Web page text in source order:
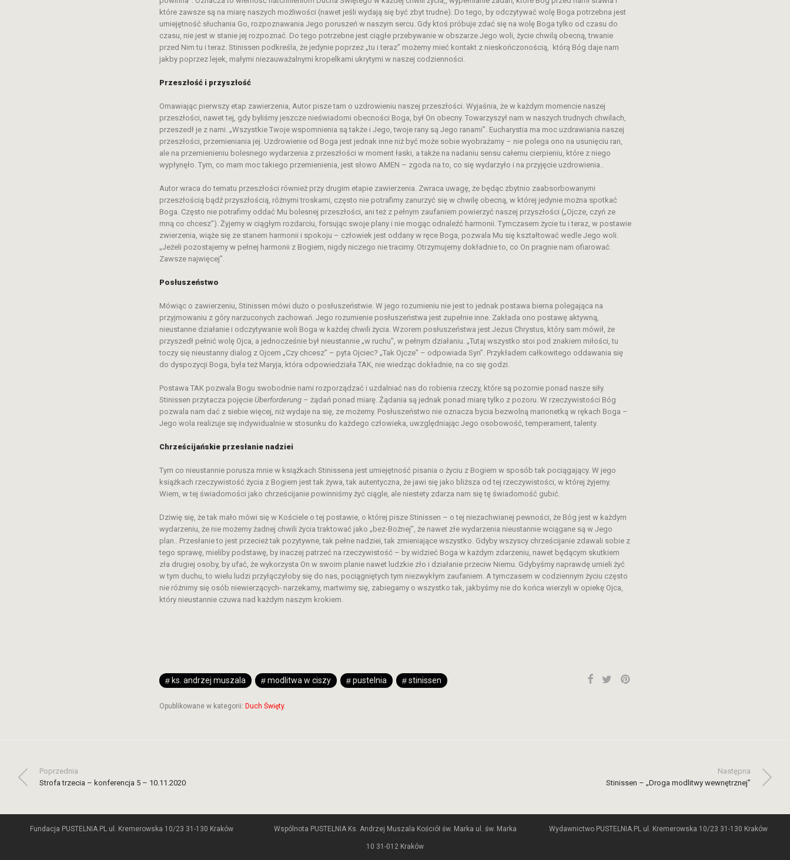
które zawsze są na miarę naszych możliwości (nawet jeśli wydają się być zbyt trudne). Do tego, by odczytywać wolę Boga potrzebna jest
umiejętność słuchania Go, rozpoznawania Jego poruszeń w naszym sercu. Gdy ktoś próbuje zdać się na wolę Boga tylko od czasu do
czasu, nie jest w stanie jej rozpoznać. Do tego potrzebne jest ciągłe przebywanie w obszarze Jego woli, życie chwilą obecną, trwanie
przed Nim tu i teraz. Stinissen podkreśla, że jedynie poprzez „tu i teraz” możemy mieć kontakt z nieskończonością, którą Bóg daje nam
jakby poprzez lejek, małymi niezauważalnymi kropelkami ukrytymi w naszej codzienności.
Przeszłość i przyszłość
Omawiając pierwszy etap zawierzenia, Autor pisze tam o uzdrowieniu naszej przeszłości. Wyjaśnia, że w każdym momencie naszej
przeszłości, nawet tej, gdy byliśmy jeszcze nieświadomi obecności Boga, był On obecny. Towarzyszył nam w naszych trudnych chwilach,
przeszedł je z nami. „Wszystkie Twoje wspomnienia są także i Jego, twoje rany są Jego ranami”. Eucharystia ma moc uzdrawiania naszej
przeszłości, przemieniania jej. Uzdrowienie od Boga jest jednak inne niż być może sobie wyobrażamy – nie polega ono na usunięciu ran,
ale na przemienieniu bolesnego wydarzenia z przeszłości w moment łaski, a także na nadaniu sensu całemu cierpieniu, które z niego
wypłynęło. Tym, co mam moc takiego przemienienia, jest słowo AMEN – zgoda na to, co się wydarzyło i na przyjęcie uzdrowienia..
Autor wraca do tematu przeszłości również przy drugim etapie zawierzenia. Zwraca uwagę, że będąc zbytnio zaabsorbowanymi
przeszłością bądź przyszłością, różnymi troskami, często nie potrafimy zanurzyć się w chwilę obecną, w której jedynie można spotkać
Boga. Często nie potrafimy oddać Mu bolesnej przeszłości, ani też z pełnym zaufaniem powierzyć naszej przyszłości („Ojcze, czyń ze
mną co chcesz”). Żyjemy w ciągłym rozdarciu, forsując swoje plany i nie mogąc odnaleźć harmonii. Tymczasem życie tu i teraz, w postawie
zwierzenia, wiąże się ze stanem harmonii i spokoju – człowiek jest oddany w ręce Boga, pozwala Mu się kształtować wedle Jego woli.
„Jeżeli pozostajemy w pełnej harmonii z Bogiem, nigdy niczego nie tracimy. Otrzymujemy dokładnie to, co On pragnie nam ofiarować.
Zawsze najwięcej”.
Posłuszeństwo
Mówiąc o zawierzeniu, Stinissen mówi dużo o posłuszeństwie. W jego rozumieniu nie jest to jednak postawa bierna polegająca na
przyjmowaniu z góry narzuconych zachowań. Jego rozumienie posłuszeństwa jest zupełnie inne. Zakłada ono postawę aktywną,
nieustanne działanie i odczytywanie woli Boga w każdej chwili życia. Wzorem posłuszeństwa jest Jezus Chrystus, który sam mówił, że
przyszedł pełnić wolę Ojca, a jednocześnie był nieustannie „w ruchu”, w pełnym działaniu. „Tutaj wszystko stoi pod znakiem miłości, tu
toczy się nieustanny dialog z Ojcem „Czy chcesz” – pyta Ojciec? „Tak Ojcze” – odpowiada Syn”. Przykładem całkowitego oddawania się
do dyspozycji Boga, była też Maryja, która odpowiedziała TAK, nie wiedząc dokładnie, na co się godzi.
Postawa TAK pozwala Bogu swobodnie nami rozporządzać i uzdalniać nas do robienia rzeczy, które są pozornie ponad nasze siły.
Stinissen przytacza pojęcie Überforderung – żądań ponad miarę. Żądania są jednak ponad miarę tylko z pozoru. W rzeczywistości Bóg
pozwala nam dać z siebie więcej, niż wydaje na się, ze możemy. Posłuszeństwo nie oznacza bycia bezwolną marionetką w rękach Boga –
Jego wola realizuje się indywidualnie w stosunku do każdego człowieka, uwzględniając Jego osobowość, temperament, talenty.
Chrześcijańskie przesłanie nadziei
Tym co nieustannie porusza mnie w książkach Stinissena jest umiejętność pisania o życiu z Bogiem w sposób tak pociągający. W jego
książkach rzeczywistość życia z Bogiem jest tak żywa, tak autentyczna, że jawi się jako bliższa od tej rzeczywistości, w której żyjemy.
Wiem, w tej świadomości jako chrześcijanie powinniśmy żyć ciągle, ale niestety zdarza nam się tę świadomość gubić.
Dziwię się, że tak mało mówi się w Kościele o tej postawie, o której pisze Stinissen – o tej niezachwianej pewności, że Bóg jest w każdym
wydarzeniu, że nie możemy żadnej chwili życia traktować jako „bez-Bożnej”, że nawet złe wydarzenia nieustannie wciągane są w Jego
plan.. Przesłanie to jest przecież tak pozytywne, tak pełne nadziei, tak zmieniające wszystko. Gdyby wszyscy chrześcijanie zdawali sobie z
tego sprawę, mieliby podstawę, by inaczej patrzeć na rzeczywistość – by widzieć Boga w każdym zdarzeniu, nawet będącym skutkiem
zła drugiej osoby, by ufać, że wykorzysta On w swoim planie nawet ludzkie zło i działanie przeciw Niemu. Gdybyśmy naprawdę umieli żyć
w tym duchu, to wielu ludzi przyłączyłoby się do nas, pociągniętych tym niezwykłym zaufaniem. A tymczasem w codziennym życiu często
nie różnimy się osób niewierzących- narzekamy, martwimy się, zabiegamy o wszystko tak, jakbyśmy nie do końca wierzyli w opiekę Ojca,
który nieustannie czuwa nad każdym naszym krokiem.
ks. andrzej muszala modlitwa w ciszy pustelnia stinissen
Opublikowane w kategorii: Duch Święty.
Poprzednia
Strofa trzecia – konferencja 5 – 10.11.2020
Następna
Stinissen – „Droga modlitwy wewnętrznej”
Fundacja PUSTELNIA.PL ul. Kremerowska 10/23 31-130 Kraków Wspólnota PUSTELNIA Ks. Andrzej Muszala Kościół św. Marka ul. św. Marka
10 31-012 Kraków
Wydawnictwo PUSTELNIA.PL ul. Kremerowska 10/23 31-130 Kraków